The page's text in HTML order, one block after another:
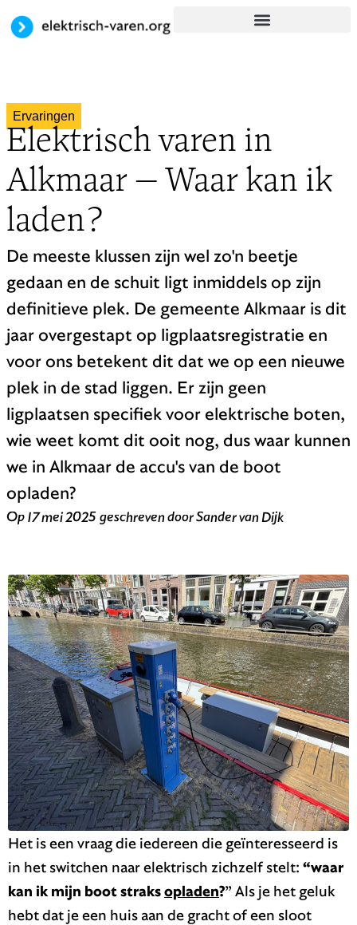
Ervaringen
Elektrisch varen in
Alkmaar — Waar kan ik
laden?
De meeste klussen zijn wel zo'n beetje
gedaan en de schuit ligt inmiddels op zijn
definitieve plek. De gemeente Alkmaar is dit
jaar overgestapt op ligplaatsregistratie en
voor ons betekent dit dat we op een nieuwe
plek in de stad liggen. Er zijn geen
ligplaatsen specifiek voor elektrische boten,
wie weet komt dit ooit nog, dus waar kunnen
we in Alkmaar de accu's van de boot
opladen?
Op17 mei 2025 geschreven doorSander van Dijk
Het is een vraag die iedereen die geïnteresseerd is
in het switchen naar elektrisch zichzelf stelt: “waar
kan ik mijn boot straksopladen?” Als je het geluk
hebt dat je een huis aan de gracht of een sloot